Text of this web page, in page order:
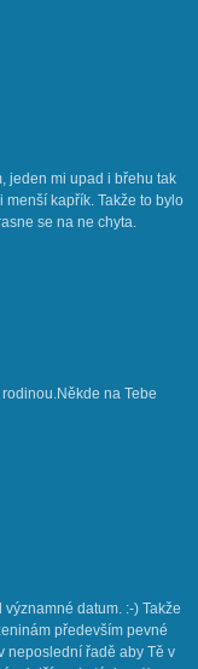
jeden mi upad i břehu tak
menší kapřík. Takže to bylo
se na ne chyta.
na Tebe
datum. :-) Takže
především pevné
neposlední řadě aby Tě v